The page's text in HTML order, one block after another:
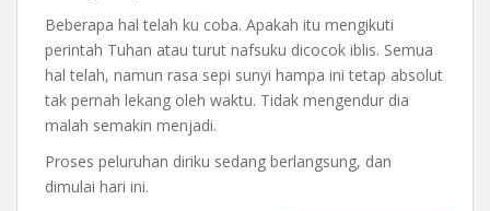
Beberapa hal telah ku coba. Apakah itu mengikuti
perintah Tuhan atau turut nafsuku dicocok iblis. Semua
hal telah, namun rasa sepi sunyi hampa ini tetap absolut
tak pernah lekang oleh waktu. Tidak mengendur dia
malah semakin menjadi.
Proses peluruhan diriku sedang berlangsung, dan
dimulai hari ini.